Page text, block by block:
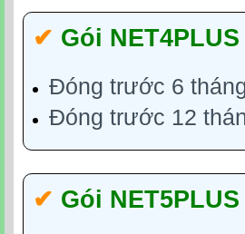
✔‎ Gói NET4PLUS
Đóng trước 6
Đóng trước 12
✔‎ Gói NET5PLUS